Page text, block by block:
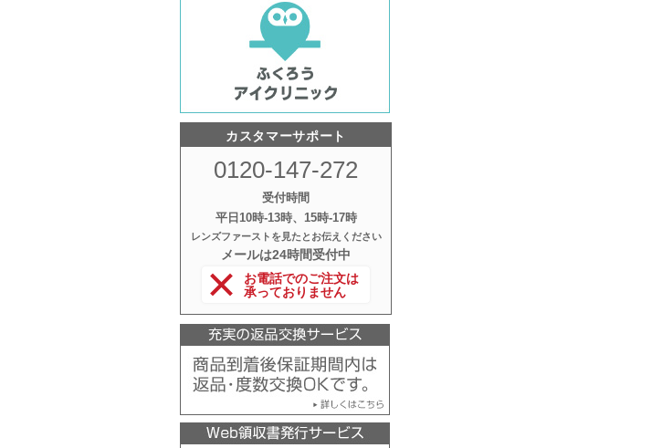
カスタマーサポート
0120-147-272
受付時間
平日10時‐13時、15時‐17時
レンズファーストを見たとお伝えください
メールは24時間受付中
お電話でのご注文は
承っておりません